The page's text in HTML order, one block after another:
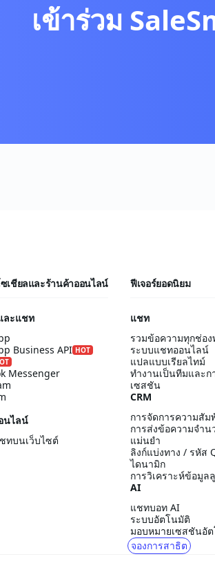
เข้าร่วม
เชียลและร้านค้าออนไลน์
ละแชท
Business API HOT
Messenger
นไลน์
ทบนเว็บไซต์
ฟีเจอร์ยอดนิยม
แชท
รวมข้อความทุกช่อง
ระบบแชทออนไลน์
แปลแบบเรียลไทม์
ทำงานเป็นทีมและก
เซสชัน
CRM
การจัดการความสั
การส่งข้อความจำน
แม่นยำ
ลิงก์แบ่งทาง / รหัส
ไดนามิก
การวิเคราะห์ข้อมูล
AI
แชทบอท AI
ระบบอัตโนมัติ
มอบหมายเซสชันอั
จองการสาธิต